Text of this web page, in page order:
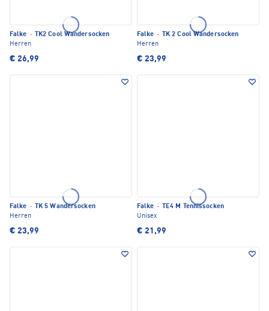
Falke ·
TK2 Cool Wandersocken
Herren
€ 26,99
Falke ·
TK 2 Cool Wandersocken
Herren
€ 23,99
Falke ·
TK 5 Wandersocken
Herren
€ 23,99
Falke ·
TE4 M Tennissocken
Unisex
€ 21,99